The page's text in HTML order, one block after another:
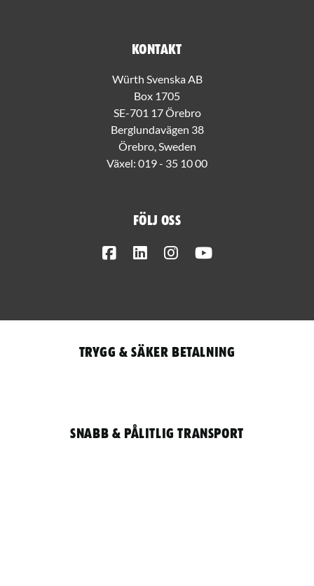
Kontakt
Würth Svenska AB
Box 1705
SE-701 17 Örebro
Berglundavägen 38
Örebro, Sweden
Växel: 019 - 35 10 00
Följ oss
FacebookLinkedInInstagram
Trygg & säker betalning
Snabb & pålitlig transport